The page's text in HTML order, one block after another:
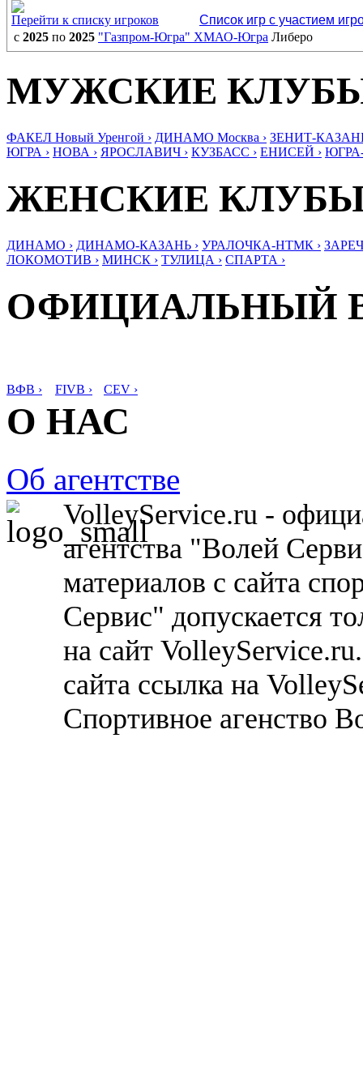
Перейти к списку игроков
Список игр с участием
с 2025 по 2025 "Газпром-Югра" ХМАО-Югра Либеро
МУЖСКИЕ
ФАКЕЛ Новый Уренгой › ДИНАМО Москва › ЗЕНИТ-
ЮГРА › НОВА › ЯРОСЛАВИЧ › КУЗБАСС › ЕНИСЕЙ ›
ЖЕНСКИЕ
ДИНАМО › ДИНАМО-КАЗАНЬ › УРАЛОЧКА-НТМК ›
ЛОКОМОТИВ › МИНСК › ТУЛИЦА › СПАРТА ›
ОФИЦИАЛЬНЫЙ
ВФВ › FIVB › CEV ›
О НАС
Об агентстве
VolleyService.ru -
агентства "Волей
материалов с сайта
Сервис" допускается
на сайт
сайта ссылка на
Спортивное агенство